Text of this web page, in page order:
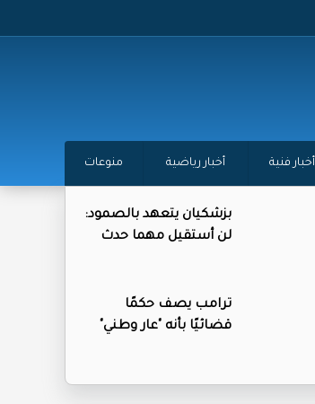
أخبار فنية أخبار رياضية منوعات
بزشكيان يتعهد بالصمود:
لن أستقيل مهما حدث
ترامب يصف حكمًا
قضائيًا بأنه "عار وطني"